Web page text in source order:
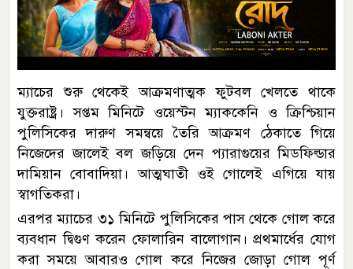
ম্যাচের শুরু থেকেই আক্রমণাত্মক ফুটবল খেলতে থাকে
যুক্তরাষ্ট্র। সপ্তম মিনিটে ওয়েস্টন ম্যাককেনি ও ক্রিশ্চিয়ান
পুলিসিকের দারুণ সমন্বয়ে তৈরি আক্রমণ ঠেকাতে গিয়ে
নিজেদের জালেই বল জড়িয়ে দেন প্যারাগুয়ের মিডফিল্ডার
দামিয়ান বোবাদিয়া। আত্মঘাতী ওই গোলেই এগিয়ে যায়
স্বাগতিকরা।
এরপর ম্যাচের ৩১ মিনিটে পুলিসিকের পাস থেকে গোল করে
ব্যবধান দ্বিগুণ করেন ফোলারিন বালোগান। প্রথমার্ধের যোগ
করা সময়ে আবারও গোল করে নিজের জোড়া গোল পূর্ণ